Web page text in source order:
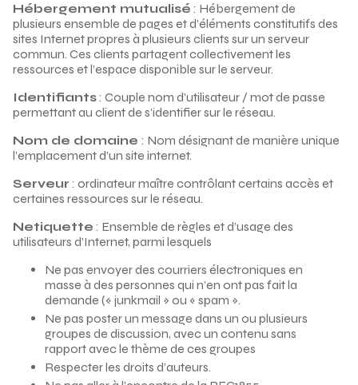
Hébergement mutualisé : Hébergement de
plusieurs ensemble de pages et d’éléments constitutifs des
sites Internet propres à plusieurs clients sur un serveur
commun. Ces clients partagent collectivement les
ressources et l’espace disponible sur le serveur.
Identifiants: Couple nom d’utilisateur / mot de passe
permettant au client de s’identifier sur le réseau.
Nom de domaine : Nom désignant de manière unique
l’emplacement d’un site internet.
Serveur : ordinateur maître contrôlant certains accès et
certaines ressources sur le réseau.
Netiquette : Ensemble de règles et d’usage des
utilisateurs d’Internet, parmi lesquels
Ne pas envoyer des courriers électroniques en
masse à des personnes qui n’en ont pas fait la
demande (« junkmail » ou « spam ».
Ne pas poster un message dans un ou plusieurs
groupes de discussion, avec un contenu sans
rapport avec le thème de ces groupes
Respecter les droits d’auteurs.